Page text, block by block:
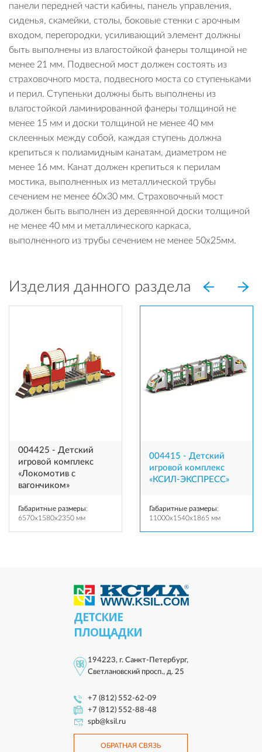
панели передней части кабины, панель управления,
сиденья, скамейки, столы, боковые стенки с арочным
входом, перегородки, усиливающий элемент должны
быть выполнены из влагостойкой фанеры толщиной не
менее 21 мм. Подвесной мост должен состоять из
страховочного моста, подвесного моста со ступеньками
и перил. Ступеньки должны быть выполнены из
влагостойкой ламинированной фанеры толщиной не
менее 15 мм и доски толщиной не менее 40 мм
склеенных между собой, каждая ступень должна
крепиться к полиамидным канатам, диаметром не
менее 16 мм. Канат должен крепиться к перилам
мостика, выполненных из металлической трубы
сечением не менее 60х30 мм. Страховочный мост
должен быть выполнен из деревянной доски толщиной
не менее 40 мм и металлического каркаса,
выполненного из трубы сечением не менее 50х25мм.
Изделия данного раздела
004425 - Детский
игровой комплекс
«Локомотив c
вагончиком»
Габаритные размеры:
6570x1580x2350 мм
004415 - Детский
игровой комплекс
«КСИЛ-ЭКСПРЕСС»
Габаритные размеры:
11000x1540x1865 мм
ДЕТСКИЕ
ПЛОЩАДКИ
194223, г. Санкт-Петербург,
Светлановский просп., д. 25
+7 (812) 552-62-09
+7 (812) 552-88-48
spb@ksil.ru
ОБРАТНАЯ СВЯЗЬ